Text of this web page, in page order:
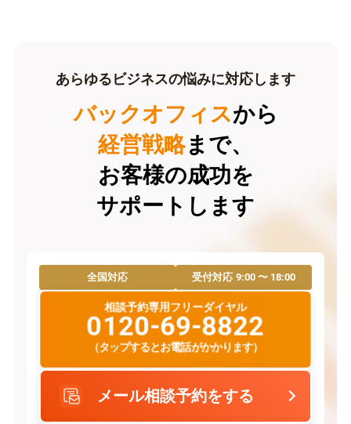
あらゆるビジネスの悩みに対応します
バックオフィスから
経営戦略まで、
お客様の成功を
サポートします
全国対応 受付対応9:00 〜 18:00
相談予約専用フリーダイヤル
0120-69-8822
（タップするとお電話がかかります）
メール相談予約をする